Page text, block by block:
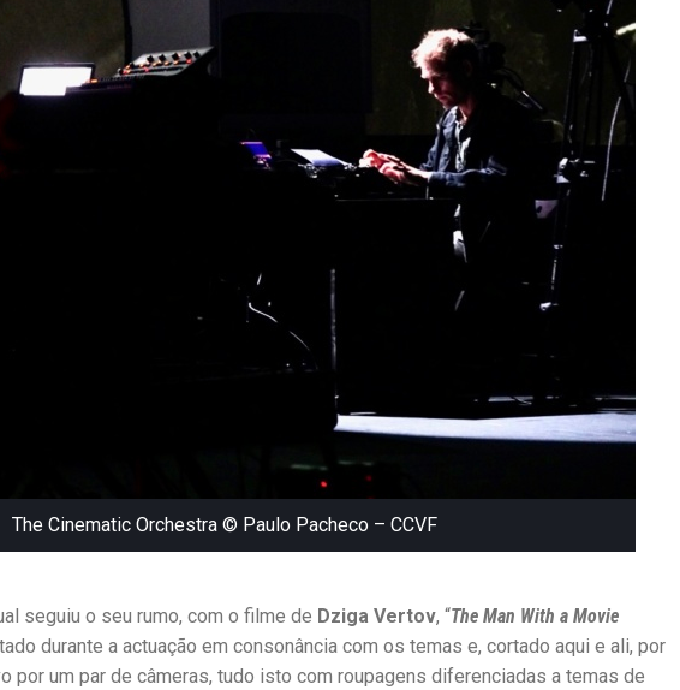
The Cinematic Orchestra ©️ Paulo Pacheco – CCVF
seguiu o seu rumo, com o filme de Dziga Vertov, “The Man With a Movie
durante a actuação em consonância com os temas e, cortado aqui e ali, por
por um par de câmeras, tudo isto com roupagens diferenciadas a temas de